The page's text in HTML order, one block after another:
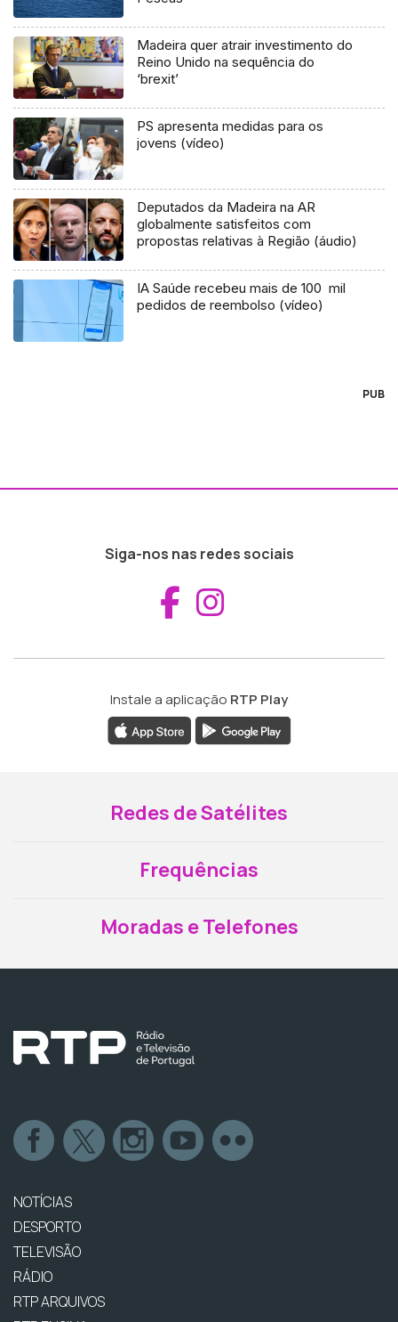
Madeira quer atrair investimento do
Reino Unido na sequência do
‘brexit’
PS apresenta medidas para os
jovens (vídeo)
Deputados da Madeira na AR
globalmente satisfeitos com
propostas relativas à Região (áudio)
IA Saúde recebeu mais de 100 mil
pedidos de reembolso (vídeo)
PUB
Siga-nos nas redes sociais
Aceder ao
Instale a aplicação RTP Play
Redes de Satélites
Frequências
Moradas e Telefones
NOTÍCIAS
DESPORTO
TELEVISÃO
RÁDIO
RTP ARQUIVOS